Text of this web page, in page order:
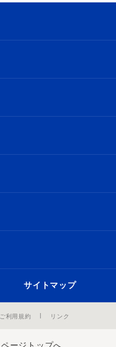
サイトマップ
ご利用規約 リンク